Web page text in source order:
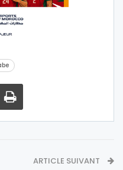
ARTICLE SUIVANT